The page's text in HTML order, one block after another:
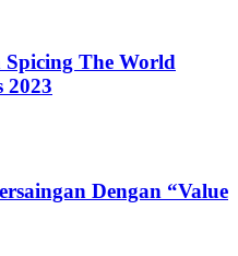
Spicing The World
2023
Dengan “Value